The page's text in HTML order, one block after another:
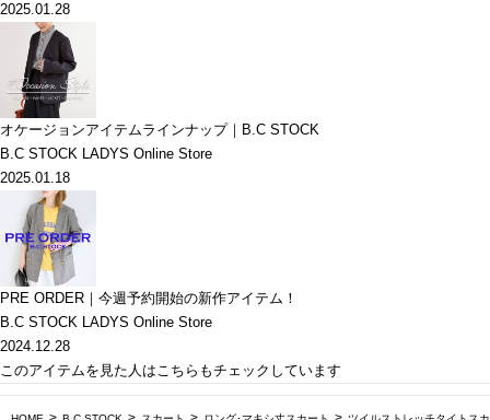
2025.01.28
オケージョンアイテムラインナップ｜B.C STOCK
B.C STOCK LADYS Online Store
2025.01.18
PRE ORDER｜今週予約開始の新作アイテム！
B.C STOCK LADYS Online Store
2024.12.28
このアイテムを見た人はこちらもチェックしています